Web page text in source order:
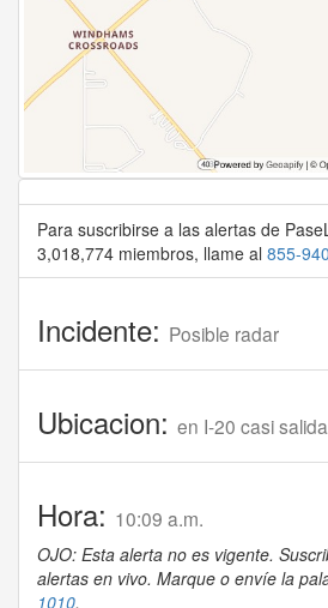
Para suscribirse a las alertas de
3,018,774 miembros, llame al 855-
Incidente: Posible radar
Ubicacion: en I-20 casi
Hora: 10:09 a.m.
OJO: Esta alerta no es vigente.
alertas en vivo. Marque o envíe la
1010.